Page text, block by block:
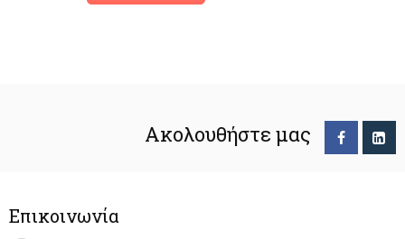
Ακολουθήστε μας
Επικοινωνία